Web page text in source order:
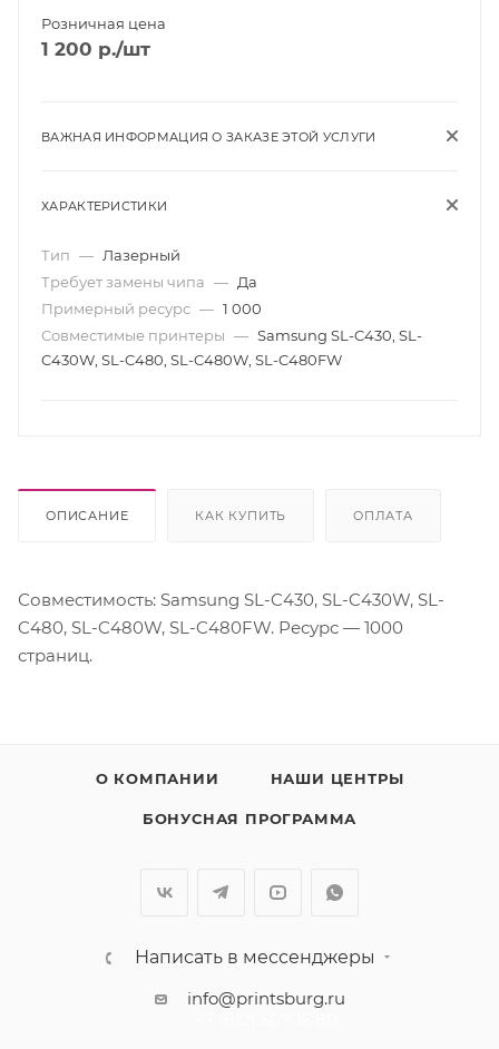
Розничная цена
1 200 р./шт
ВАЖНАЯ ИНФОРМАЦИЯ О ЗАКАЗЕ ЭТОЙ УСЛУГИ
ХАРАКТЕРИСТИКИ
Тип — Лазерный
Требует замены чипа — Да
Примерный ресурс — 1 000
Совместимые принтеры — Samsung SL-C430, SL-
C430W, SL-C480, SL-C480W, SL-C480FW
ОПИСАНИЕ КАК КУПИТЬ ОПЛАТА
Совместимость: Samsung SL-C430, SL-C430W, SL-
C480, SL-C480W, SL-C480FW. Ресурс — 1000
страниц.
О КОМПАНИИ НАШИ ЦЕНТРЫ
БОНУСНАЯ ПРОГРАММА
Написать в мессенджеры
info@printsburg.ru